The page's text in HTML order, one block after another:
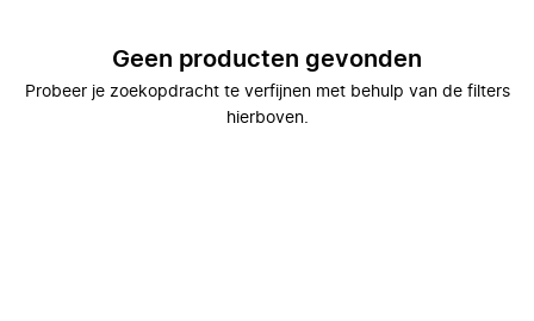
Geen producten gevonden
Probeer je zoekopdracht te verfijnen met behulp van de filters
hierboven.